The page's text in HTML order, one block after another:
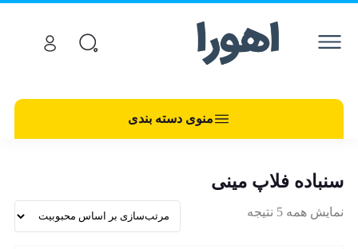
منوی دسته بندی
سنباده فلاپ مینی
نمایش همه 5 نتیجه